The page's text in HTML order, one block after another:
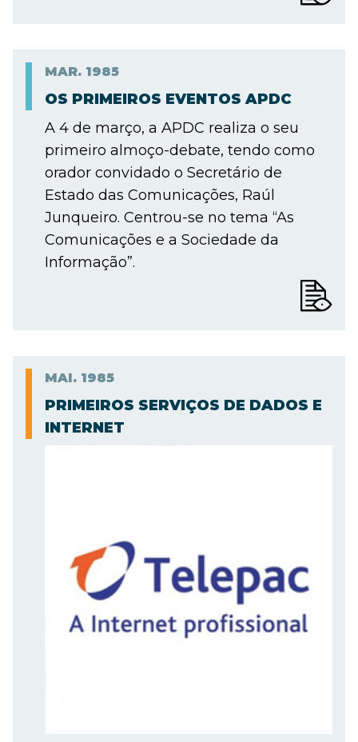
MAR. 1985
OS PRIMEIROS EVENTOS APDC
A 4 de março, a APDC realiza o seu
primeiro almoço-debate, tendo como
orador convidado o Secretário de
Estado das Comunicações, Raúl
Junqueiro. Centrou-se no tema “As
Comunicações e a Sociedade da
Informação”.
MAI. 1985
PRIMEIROS SERVIÇOS DE DADOS E
INTERNET